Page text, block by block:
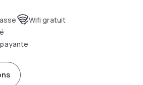
Wifi gratuit